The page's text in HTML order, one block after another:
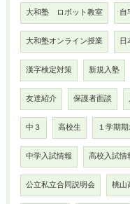
大和塾 ロボット教室 自
大和塾オンライン授業 日
漢字検定対策 新規入塾
友達紹介 保護者面談
中３ 高校生 １学期
中学入試情報 高校入試情
公立私立合同説明会 桃山